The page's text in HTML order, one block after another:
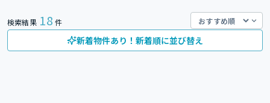
検索結果 18 件
新着物件あり！新着順に並び替え